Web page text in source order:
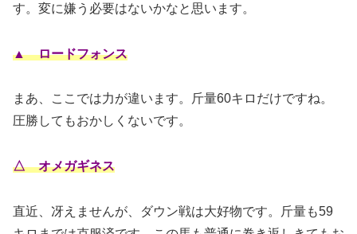
す。変に嫌う必要はないかなと思います。
▲ ロードフォンス
まあ、ここでは力が違います。斤量60キロだけですね。
圧勝してもおかしくないです。
△ オメガギネス
直近、冴えませんが、ダウン戦は大好物です。斤量も59